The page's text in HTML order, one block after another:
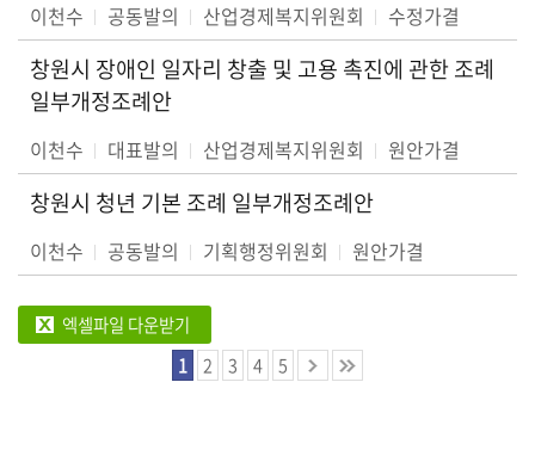
이천수 공동발의 산업경제복지위원회 수정가결
창원시 장애인 일자리 창출 및 고용 촉진에 관한 조례
일부개정조례안
이천수 대표발의 산업경제복지위원회 원안가결
창원시 청년 기본 조례 일부개정조례안
이천수 공동발의 기획행정위원회 원안가결
엑셀파일 다운받기
1 2 3 4 5